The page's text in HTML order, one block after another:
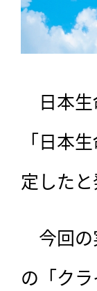
日本生
「日本
定した
今回の
の「ク